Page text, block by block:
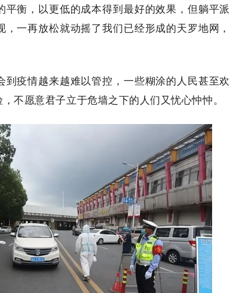
衡，以更低的成本得到最好的效果，但躺平派
一再放松就动摇了我们已经形成的天罗地网，
疫情越来越难以管控，一些糊涂的人民甚至欢
不愿意君子立于危墙之下的人们又忧心忡忡。